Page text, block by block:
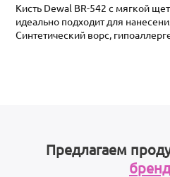
Кисть Dewal BR-542 с мягкой
идеально подходит для
Синтетический ворс,
Предлагаем